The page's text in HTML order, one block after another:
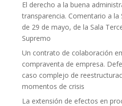
El derecho a la buena
transparencia. Comentario a la
de 29 de mayo, de la Sala
Supremo
Un contrato de colaboración
compraventa de empresa.
caso complejo de
momentos de crisis
La extensión de efectos en